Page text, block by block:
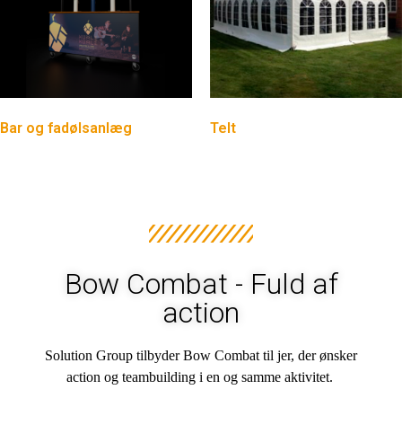
Bar og fadølsanlæg Telt
Bow Combat - Fuld af
action
Solution Group tilbyder Bow Combat til jer, der ønsker
action og teambuilding i en og samme aktivitet.